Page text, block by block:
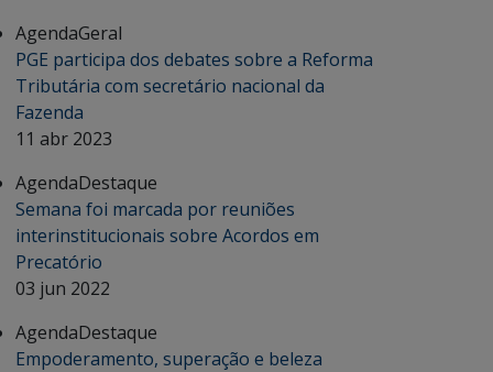
AgendaGeral
PGE participa dos debates sobre a Reforma
Tributária com secretário nacional da
Fazenda
11 abr 2023
AgendaDestaque
Semana foi marcada por reuniões
interinstitucionais sobre Acordos em
Precatório
03 jun 2022
AgendaDestaque
Empoderamento, superação e beleza